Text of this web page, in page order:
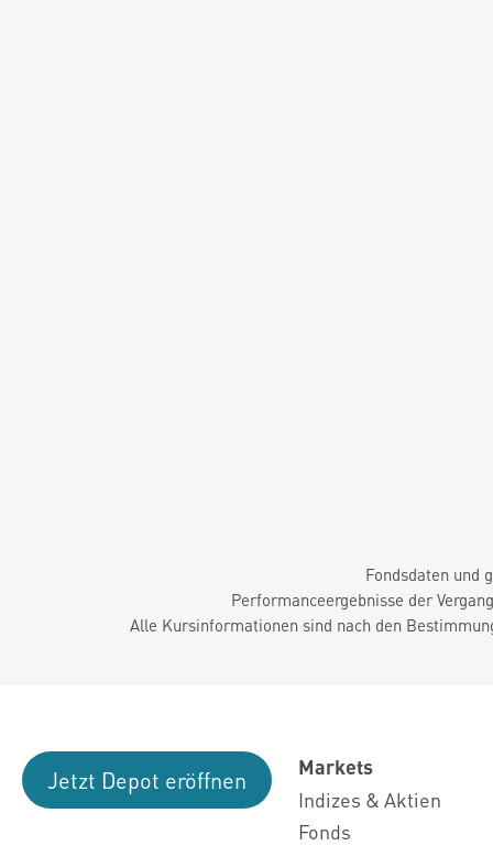
Fondsdaten und
Performanceergebnisse der
Alle Kursinformationen sind nach den
Jetzt Depot eröffnen
Markets
Indizes & Aktien
Fonds